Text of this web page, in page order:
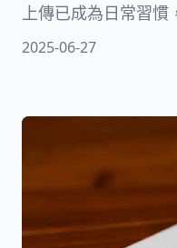
上傳已成為日常習
就能拍、拍了就能傳
司！本文將由專業
上傳的法律風險，
果，以及如何保障自
2025-06-27